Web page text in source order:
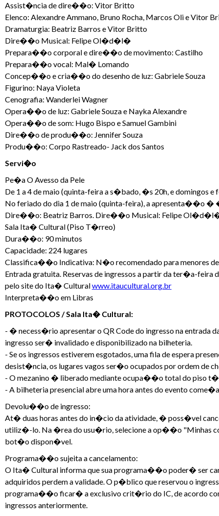
Assist�ncia de dire��o: Vitor Britto
Elenco: Alexandre Ammano, Bruno Rocha, Marcos Oli e Vitor
Dramaturgia: Beatriz Barros e Vitor Britto
Dire��o Musical: Felipe Ol�d�l�
Prepara��o corporal e dire��o de movimento: Castilho
Prepara��o vocal: Mal� Lomando
Concep��o e cria��o do desenho de luz: Gabriele Souza
Figurino: Naya Violeta
Cenografia: Wanderlei Wagner
Opera��o de luz: Gabriele Souza e Nayka Alexandre
Opera��o de som: Hugo Bispo e Samuel Gambini
Dire��o de produ��o: Jennifer Souza
Produ��o: Corpo Rastreado- Jack dos Santos
Servi�o
Pe�a O Avesso da Pele
De 1 a 4 de maio (quinta-feira a s�bado, �s 20h, e domingos e
No feriado do dia 1 de maio (quinta-feira), a apresenta��o �
Dire��o: Beatriz Barros. Dire��o Musical: Felipe
Sala Ita� Cultural (Piso T�rreo)
Dura��o: 90 minutos
Capacidade: 224 lugares
Classifica��o Indicativa: N�o recomendado para menores
Entrada gratuita. Reservas de ingressos a partir da ter�a-
pelo site do Ita� Culturalwww.itaucultural.org.br
Interpreta��o em Libras
PROTOCOLOS / Sala Ita� Cultural:
- � necess�rio apresentar o QR Code do ingresso na
ingresso ser� invalidado e disponibilizado na bilheteria.
- Se os ingressos estiverem esgotados, uma fila de espera
desist�ncia, os lugares vagos ser�o ocupados por ordem de
- O mezanino � liberado mediante ocupa��o total do piso
- A bilheteria presencial abre uma hora antes do evento
Devolu��o de ingresso:
At� duas horas antes do in�cio da atividade, � poss�vel
utiliz�-lo. Na �rea do usu�rio, selecione a op��o "Minhas
bot�o dispon�vel.
Programa��o sujeita a cancelamento:
O Ita� Cultural informa que sua programa��o poder� ser
adquiridos perdem a validade. O p�blico que reservou o
programa��o ficar� a exclusivo crit�rio do IC, de acordo
ingressos anteriormente.